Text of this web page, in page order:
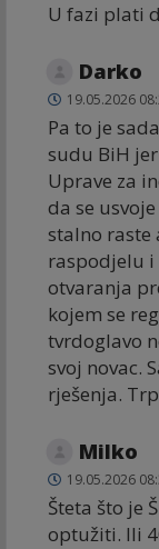
U fazi plati
Darko
19.05.2026
Pa to je
sudu BiH
Uprave za
da se
stalno raste
raspodjelu i
otvaranja
kojem se
tvrdoglavo
svoj novac.
rješenja.
Milko
19.05.2026
Šteta što je
optužiti. Ili